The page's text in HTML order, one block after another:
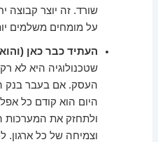
שורד. זה יוצר קבוצה
על מומחים משלמים
העתיד כבר כאן (והוא
שטכנולוגיה היא לא
העסק. אם בעבר בנק
היום הוא קודם כל
ולתחזק את המערכות
וצמיחה של כל ארגון.